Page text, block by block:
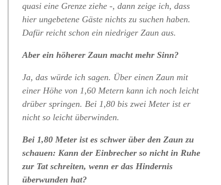
quasi eine Grenze ziehe -, dann zeige ich, dass
hier ungebetene Gäste nichts zu suchen haben.
Dafür reicht schon ein niedriger Zaun aus.
Aber ein höherer Zaun macht mehr Sinn?
Ja, das würde ich sagen. Über einen Zaun mit
einer Höhe von 1,60 Metern kann ich noch leicht
drüber springen. Bei 1,80 bis zwei Meter ist er
nicht so leicht überwinden.
Bei 1,80 Meter ist es schwer über den Zaun zu
schauen: Kann der Einbrecher so nicht in Ruhe
zur Tat schreiten, wenn er das Hindernis
überwunden hat?